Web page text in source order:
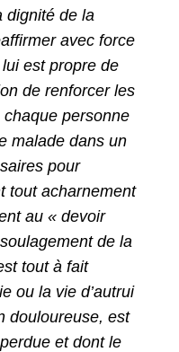
dignité de la
avec force
est propre de
de renforcer les
personne
malade dans un
pour
tout acharnement
au « devoir
de la
tout à fait
ou la vie d’autrui
douloureuse, est
et dont le